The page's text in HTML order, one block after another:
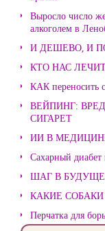
Выросло число
алкоголем в
И ДЕШЕВО, И
КТО НАС
КАК переносить
ВЕЙПИНГ:
СИГАРЕТ
ИИ В
Сахарный диабет
ШАГ В
КАКИЕ
Перчатка для